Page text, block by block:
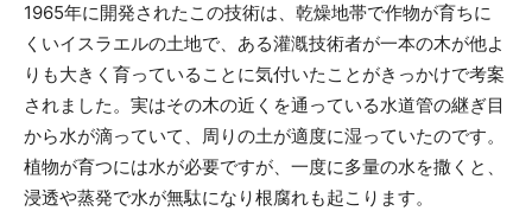
1965年に開発されたこの技術は、乾燥地帯で作物が育ちに
くいイスラエルの土地で、ある灌漑技術者が一本の木が他よ
りも大きく育っていることに気付いたことがきっかけで考案
されました。実はその木の近くを通っている水道管の継ぎ目
から水が滴っていて、周りの土が適度に湿っていたのです。
植物が育つには水が必要ですが、一度に多量の水を撒くと、
浸透や蒸発で水が無駄になり根腐れも起こります。